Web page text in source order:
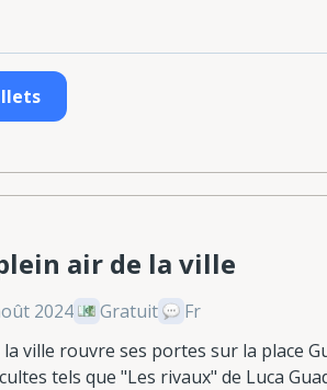
air de la ville
2024 Gratuit
Fr
la ville rouvre ses portes sur la place
tels que "Les rivaux" de Luca